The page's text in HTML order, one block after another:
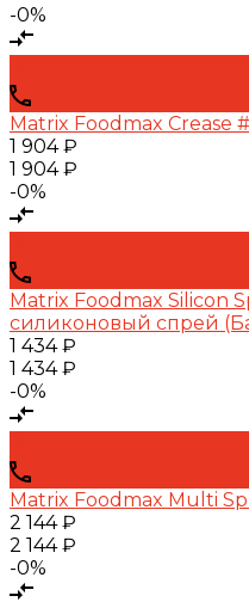
-0%
Matrix Foodmax Crease
1 904 ₽
1 904 ₽
-0%
Matrix Foodmax Silicon
силиконовый спрей
1 434 ₽
1 434 ₽
-0%
Matrix Foodmax Multi
2 144 ₽
2 144 ₽
-0%